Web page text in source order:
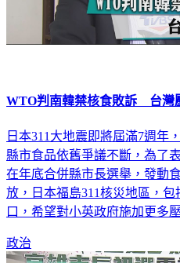
WTO判南韓禁核食敗訴 台灣
日本311大地震即將屆滿7週年
縣市食品依舊爭議不斷，為了
在年底合併縣市長選舉，發動
放，日本福島311核災地區，
口，希望對小英政府施加更多
政治